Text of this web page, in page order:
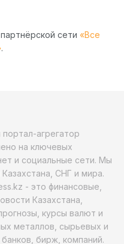
сети «Все
.
агрегатор
на ключевых
и социальные сети. Мы
СНГ и мира.
- это финансовые,
Казахстана,
курсы валют и
металлов, сырьевых и
бирж, компаний.